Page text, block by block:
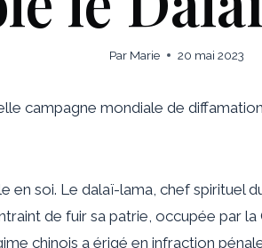
Par Marie 20 mai 2023
campagne mondiale de
en soi. Le dalaï-lama, chef spirituel
de fuir sa patrie, occupée par
chinois a érigé en infraction